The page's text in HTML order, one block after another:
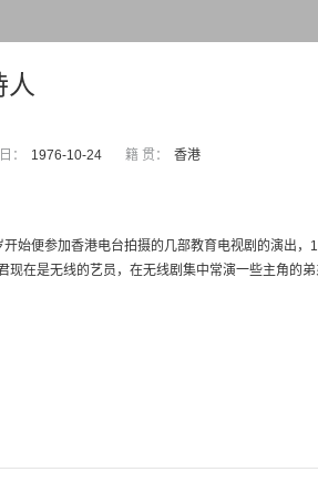
人
： 1976-10-24 籍 贯：
香港
始便参加香港电台拍摄的几部教育电视剧的演出
现在是无线的艺员，在无线剧集中常演一些主角的